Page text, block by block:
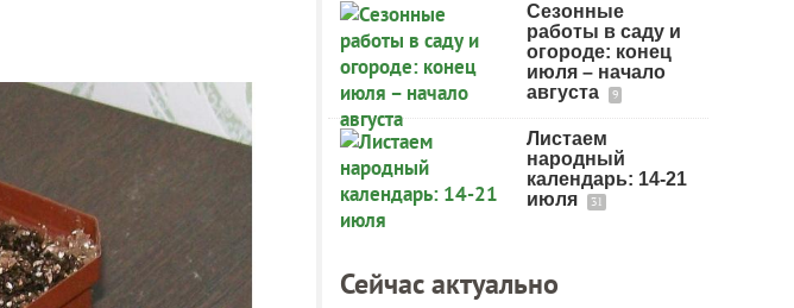
Сезонные
работы в саду и
огороде: конец
июля – начало
августа
9
Листаем
народный
календарь: 14-21
июля
31
Сейчас актуально